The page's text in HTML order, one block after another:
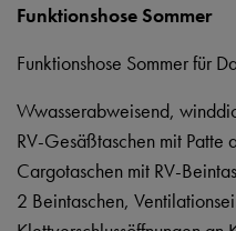
Funktionshose Sommer
Funktionshose Sommer für
Wwasserabweisend,
RV-Gesäßtaschen mit
Cargotaschen mit RV-
2 Beintaschen,